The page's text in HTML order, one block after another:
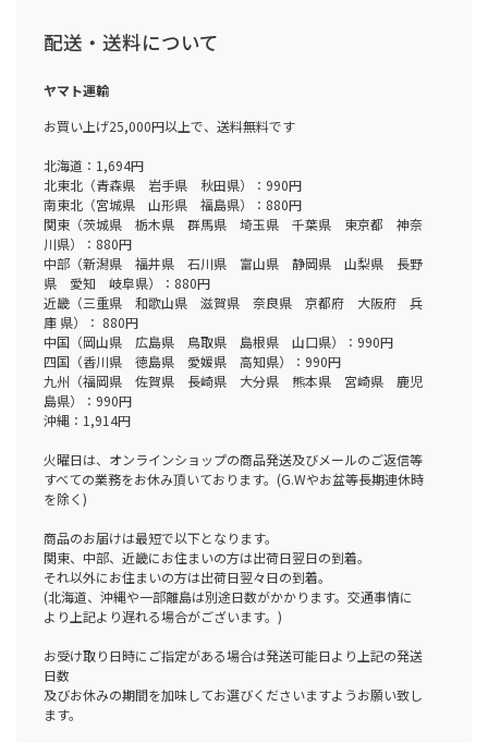
配送・送料について
ヤマト運輸
お買い上げ25,000円以上で、送料無料です
北海道：1,694円
北東北（青森県 岩手県 秋田県）：990円
南東北（宮城県 山形県 福島県）：880円
関東（茨城県 栃木県 群馬県 埼玉県 千葉県 東京都 神奈
川県）：880円
中部（新潟県 福井県 石川県 富山県 静岡県 山梨県 長野
県 愛知 岐阜県）：880円
近畿（三重県 和歌山県 滋賀県 奈良県 京都府 大阪府 兵
庫 県）： 880円
中国（岡山県 広島県 鳥取県 島根県 山口県）：990円
四国（香川県 徳島県 愛媛県 高知県）：990円
九州（福岡県 佐賀県 長崎県 大分県 熊本県 宮崎県 鹿児
島県）：990円
沖縄：1,914円
火曜日は、オンラインショップの商品発送及びメールのご返信等
すべての業務をお休み頂いております。(G.Wやお盆等長期連休時
を除く)
商品のお届けは最短で以下となります。
関東、中部、近畿にお住まいの方は出荷日翌日の到着。
それ以外にお住まいの方は出荷日翌々日の到着。
(北海道、沖縄や一部離島は別途日数がかかります。交通事情に
より上記より遅れる場合がございます。)
お受け取り日時にご指定がある場合は発送可能日より上記の発送
日数
及びお休みの期間を加味してお選びくださいますようお願い致し
ます。